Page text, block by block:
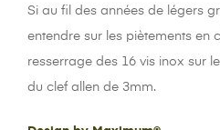
Si au fil des années de légers
entendre sur les piètements en
resserrage des 16 vis inox sur
du clef allen de 3mm.